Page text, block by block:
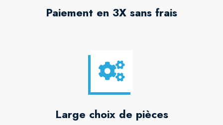
Paiement en 3X sans frais
Large choix de pièces